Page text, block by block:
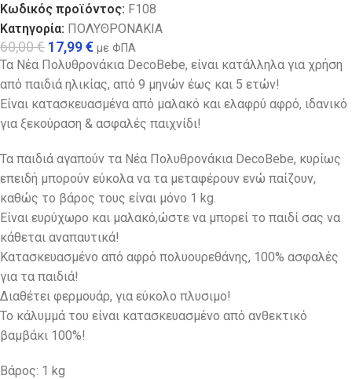
Κωδικός προϊόντος: F108
Κατηγορία: ΠΟΛΥΘΡΟΝΑΚΙΑ
60,00€ 17,99€ με ΦΠΑ
Τα Νέα Πολυθρονάκια DecoBebe, είναι κατάλληλα για χρήση
από παιδιά ηλικίας, από 9 μηνών έως και 5 ετών!
Είναι κατασκευασμένα από μαλακό και ελαφρύ αφρό, ιδανικό
για ξεκούραση & ασφαλές παιχνίδι!
Τα παιδιά αγαπούν τα Νέα Πολυθρονάκια DecoBebe, κυρίως
επειδή μπορούν εύκολα να τα μεταφέρουν ενώ παίζουν,
καθώς το βάρος τους είναι μόνο 1 kg.
Eίναι ευρύχωρο και μαλακό,ώστε να μπορεί το παιδί σας να
κάθεται αναπαυτικά!
Κατασκευασμένο από αφρό πολυουρεθάνης, 100% ασφαλές
για τα παιδιά!
Διαθέτει φερμουάρ, για εύκολο πλυσιμο!
Το κάλυμμά του είναι κατασκευασμένο από ανθεκτικό
βαμβάκι 100%!
Βάρος: 1 kg